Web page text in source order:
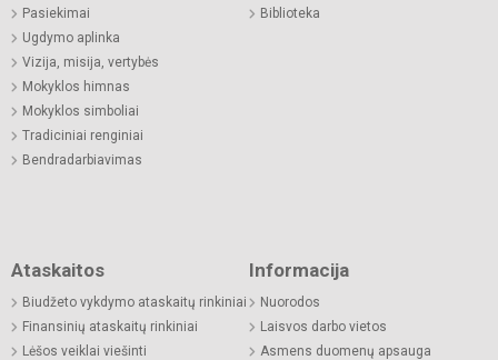
Pasiekimai
Ugdymo aplinka
Vizija, misija, vertybės
Mokyklos himnas
Mokyklos simboliai
Tradiciniai renginiai
Bendradarbiavimas
Biblioteka
Ataskaitos
Biudžeto vykdymo ataskaitų rinkiniai
Finansinių ataskaitų rinkiniai
Lėšos veiklai viešinti
Informacija
Nuorodos
Laisvos darbo vietos
Asmens duomenų apsauga